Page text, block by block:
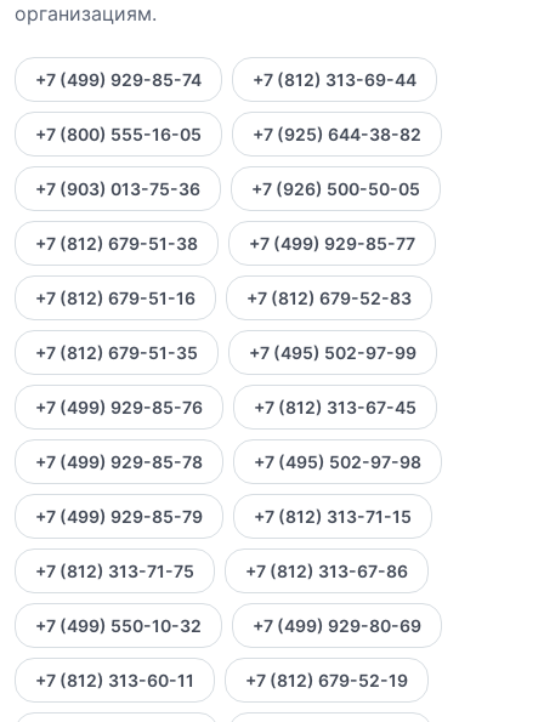
организациям.
+7 (499) 929-85-74 +7 (812) 313-69-44
+7 (800) 555-16-05 +7 (925) 644-38-82
+7 (903) 013-75-36 +7 (926) 500-50-05
+7 (812) 679-51-38 +7 (499) 929-85-77
+7 (812) 679-51-16 +7 (812) 679-52-83
+7 (812) 679-51-35 +7 (495) 502-97-99
+7 (499) 929-85-76 +7 (812) 313-67-45
+7 (499) 929-85-78 +7 (495) 502-97-98
+7 (499) 929-85-79 +7 (812) 313-71-15
+7 (812) 313-71-75 +7 (812) 313-67-86
+7 (499) 550-10-32 +7 (499) 929-80-69
+7 (812) 313-60-11 +7 (812) 679-52-19